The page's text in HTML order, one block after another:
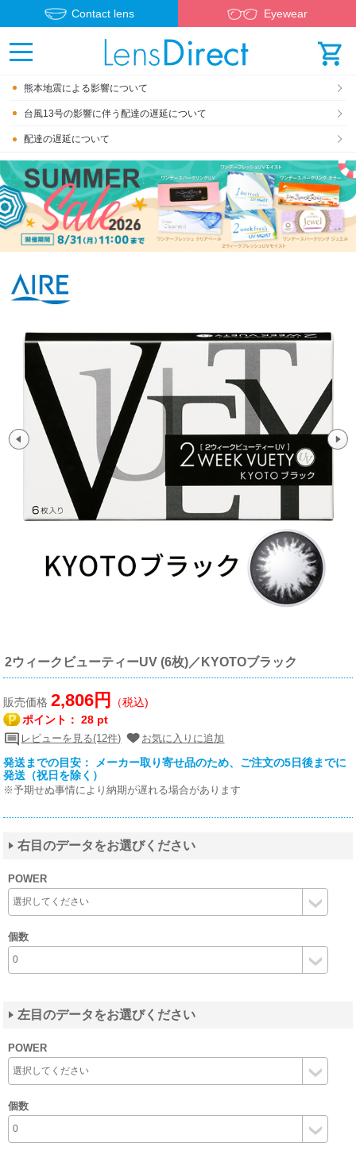
Contact lens Eyewear
熊本地震による影響について
台風13号の影響に伴う配達の遅延について
配達の遅延について
2ウィークビューティーUV (6枚)／KYOTOブラック
販売価格2,806円
（税込)
ポイント：28 pt
レビューを見る(12件) お気に入りに追加
発送までの目安： メーカー取り寄せ品のため、ご注文の5日後までに
発送（祝日を除く）
※予期せぬ事情により納期が遅れる場合があります
右目のデータをお選びください
POWER
個数
左目のデータをお選びください
POWER
個数